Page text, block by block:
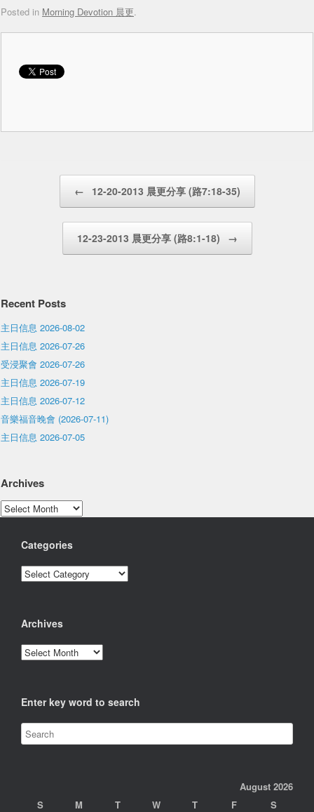
Posted in Morning Devotion 晨更.
← 12-20-2013 晨更分享 (路7:18-35)
12-23-2013 晨更分享 (路8:1-18) →
Recent Posts
主日信息 2026-08-02
主日信息 2026-07-26
受浸聚會 2026-07-26
主日信息 2026-07-19
主日信息 2026-07-12
音樂福音晚會 (2026-07-11)
主日信息 2026-07-05
Archives
Archives
Categories
Categories
Archives
Archives
Enter key word to search
August 2026
S
M T W T F S